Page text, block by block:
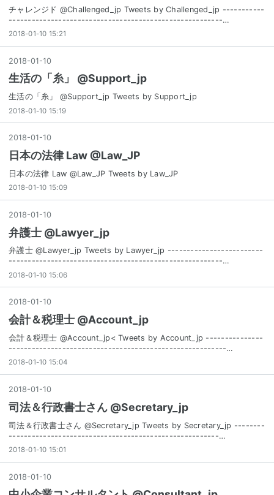
チャレンジド @Challenged_jp Tweets by Challenged_jp -----------
--------------------------------------------------------…
2018-01-10 15:21
2018-01-10
生活の「糸」 @Support_jp
生活の「糸」 @Support_jp Tweets by Support_jp
2018-01-10 15:19
2018-01 -10
日本の法律 Law @Law_JP
日本の法律 Law @Law_JP Tweets by Law_JP
2018-01-10 15:09
2018-01 -10
弁護士 @Lawyer_jp
弁護士 @Lawyer_jp Tweets by Lawyer_jp -------------------------
--------------------------------------------------------…
2018-01-10 15:06
2018-01 -10
会計＆税理士 @Account_jp
会計＆税理士 @Account_jp< Tweets by Account_jp ---------------
---------------------------------------------------------…
2018-01-10 15:04
2018-01 -10
司法＆行政書士さん @Secretary_jp
司法＆行政書士さん @Secretary_jp Tweets by Secretary_jp --------
-------------------------------------------------------…
2018-01-10 15:01
2018-01-10